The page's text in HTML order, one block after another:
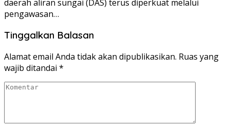
daerah aliran sungai (DAS) terus diperkuat melalui
pengawasan…
Tinggalkan Balasan
Alamat email Anda tidak akan dipublikasikan. Ruas yang
wajib ditandai *